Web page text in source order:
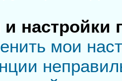
настройки
мои